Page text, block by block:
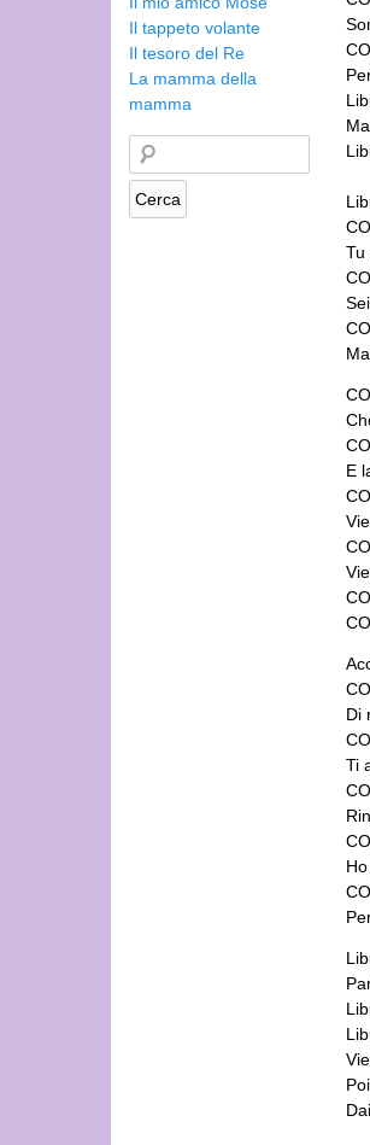
Tu
E
Di
Ti
Il tappeto volante
Il tesoro del Re
La mamma della
mamma